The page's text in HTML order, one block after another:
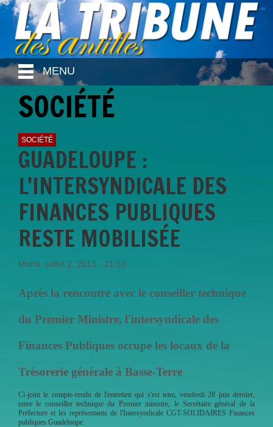
MENU
SOCIÉTÉ
SOCIÉTÉ
GUADELOUPE :
L'INTERSYNDICALE DES
FINANCES PUBLIQUES
RESTE MOBILISÉE
Mardi, juillet 2, 2013 - 21:53
Après la rencontre avec le conseiller technique
du Premier Ministre, l'intersyndicale des
Finances Publiques occupe les locaux de la
Trésorerie générale à Basse-Terre
Ci-joint le compte-rendu de l'entretien qui s'est tenu, vendredi 28 juin dernier,
entre le conseiller technique du Premier ministre, le Secrétaire général de la
Préfecture et les représentants de l'Intersyndicale CGT-SOLIDAIRES Finances
publiques Guadeloupe.